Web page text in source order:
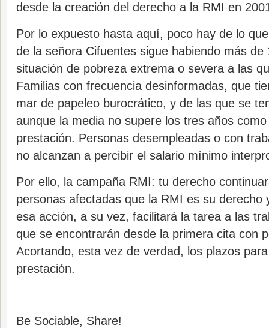
desde la creación del derecho a la RMI en
Por lo expuesto hasta aquí, poco hay de lo
de la señora Cifuentes sigue habiendo más de
situación de pobreza extrema o severa a las
Familias con frecuencia desinformadas, que
mar de papeleo burocrático, y de las que se
aunque la media no supere los tres años
prestación. Personas desempleadas o con
no alcanzan a percibir el salario mínimo
Por ello, la campaña RMI: tu derecho
personas afectadas que la RMI es su derecho
esa acción, a su vez, facilitará la tarea a las
que se encontrarán desde la primera cita con
Acortando, esta vez de verdad, los plazos
prestación.
Be Sociable, Share!